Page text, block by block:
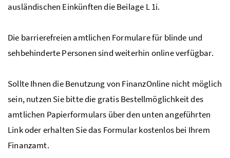
ausländischen Einkünften die Beilage L 1i.
Die barrierefreien amtlichen Formulare für blinde und
sehbehinderte Personen sind weiterhin online verfügbar.
Sollte Ihnen die Benutzung von FinanzOnline nicht möglich
sein, nutzen Sie bitte die gratis Bestellmöglichkeit des
amtlichen Papierformulars über den unten angeführten
Link oder erhalten Sie das Formular kostenlos bei Ihrem
Finanzamt.